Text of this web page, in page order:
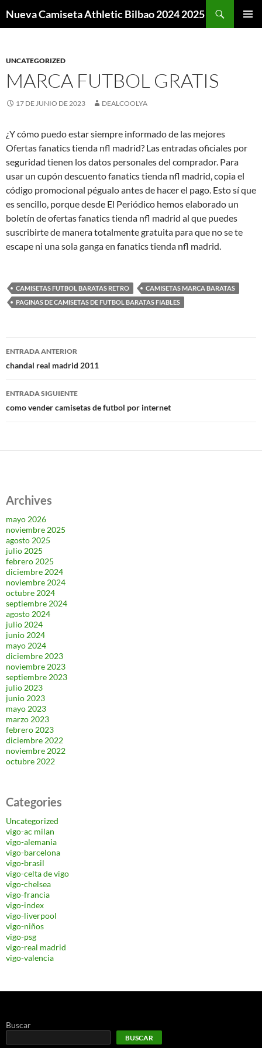
Nueva Camiseta Athletic Bilbao 2024 2025
UNCATEGORIZED
MARCA FUTBOL GRATIS
17 DE JUNIO DE 2023 DEALCOOLYA
¿Y cómo puedo estar siempre informado de las mejores
Ofertas fanatics tienda nfl madrid? Las entradas oficiales por
seguridad tienen los datos personales del comprador. Para
usar un cupón descuento fanatics tienda nfl madrid, copia el
código promocional pégualo antes de hacer el pago. Esto sí que
es sencillo, porque desde El Periódico hemos elaborado un
boletín de ofertas fanatics tienda nfl madrid al que puedes
suscribirte de manera totalmente gratuita para que no se te
escape ni una sola ganga en fanatics tienda nfl madrid.
CAMISETAS FUTBOL BARATAS RETRO
CAMISETAS MARCA BARATAS
PAGINAS DE CAMISETAS DE FUTBOL BARATAS FIABLES
Navegación
de
entradas
ENTRADA ANTERIOR
chandal real madrid 2011
ENTRADA SIGUIENTE
como vender camisetas de futbol por internet
Archives
mayo 2026
noviembre 2025
agosto 2025
julio 2025
febrero 2025
diciembre 2024
noviembre 2024
octubre 2024
septiembre 2024
agosto 2024
julio 2024
junio 2024
mayo 2024
diciembre 2023
noviembre 2023
septiembre 2023
julio 2023
junio 2023
mayo 2023
marzo 2023
febrero 2023
diciembre 2022
noviembre 2022
octubre 2022
Categories
Uncategorized
vigo-ac milan
vigo-alemania
vigo-barcelona
vigo-brasil
vigo-celta de vigo
vigo-chelsea
vigo-francia
vigo-index
vigo-liverpool
vigo-niños
vigo-psg
vigo-real madrid
vigo-valencia
Buscar
BUSCAR